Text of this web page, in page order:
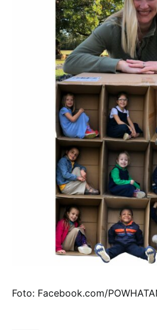
Foto: Facebook.com/